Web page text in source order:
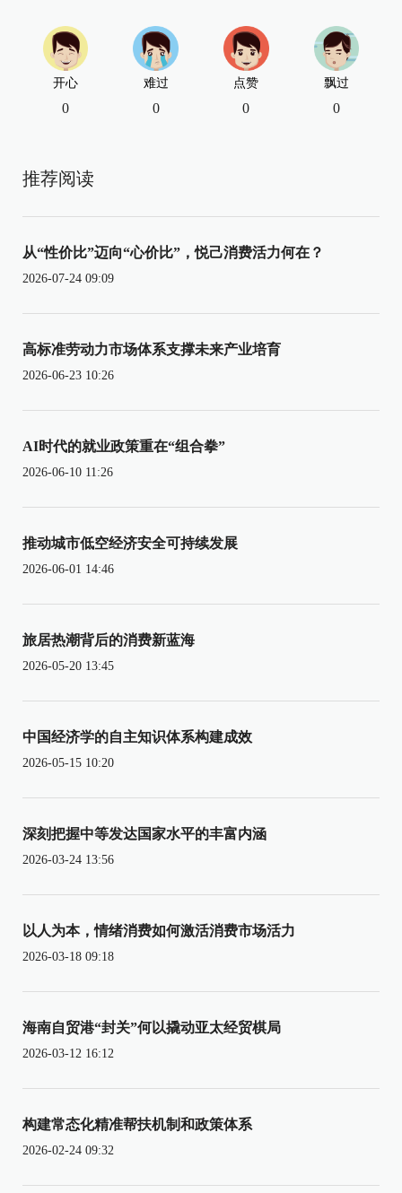
开心
0
难过
0
点赞
0
飘过
0
推荐阅读
从“性价比”迈向“心价比”，悦己消费活力何在？
2026-07-24 09:09
高标准劳动力市场体系支撑未来产业培育
2026-06-23 10:26
AI时代的就业政策重在“组合拳”
2026-06-10 11:26
推动城市低空经济安全可持续发展
2026-06-01 14:46
旅居热潮背后的消费新蓝海
2026-05-20 13:45
中国经济学的自主知识体系构建成效
2026-05-15 10:20
深刻把握中等发达国家水平的丰富内涵
2026-03-24 13:56
以人为本，情绪消费如何激活消费市场活力
2026-03-18 09:18
海南自贸港“封关”何以撬动亚太经贸棋局
2026-03-12 16:12
构建常态化精准帮扶机制和政策体系
2026-02-24 09:32